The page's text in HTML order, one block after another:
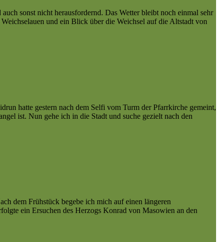
sonst nicht herausfordernd. Das Wetter bleibt noch einmal sehr
und ein Blick über die Weichsel auf die Altstadt von
hatte gestern nach dem Selfi vom Turm der Pfarrkirche gemeint,
ist. Nun gehe ich in die Stadt und suche gezielt nach den
dem Frühstück begebe ich mich auf einen längeren
ein Ersuchen des Herzogs Konrad von Masowien an den